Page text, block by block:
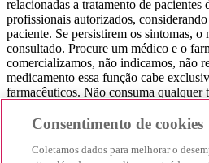
relacionadas a tratamento de pacientes
profissionais autorizados,
paciente. Se persistirem os sintomas, o
consultado. Procure um médico e o
comercializamos, não indicamos, não
medicamento essa função cabe
farmacêuticos. Não consuma qualquer
não realizamos a venda de
produtos farmacêuticos. Contribuímos
Consentimento de cookies
Coletamos dados para melhorar o